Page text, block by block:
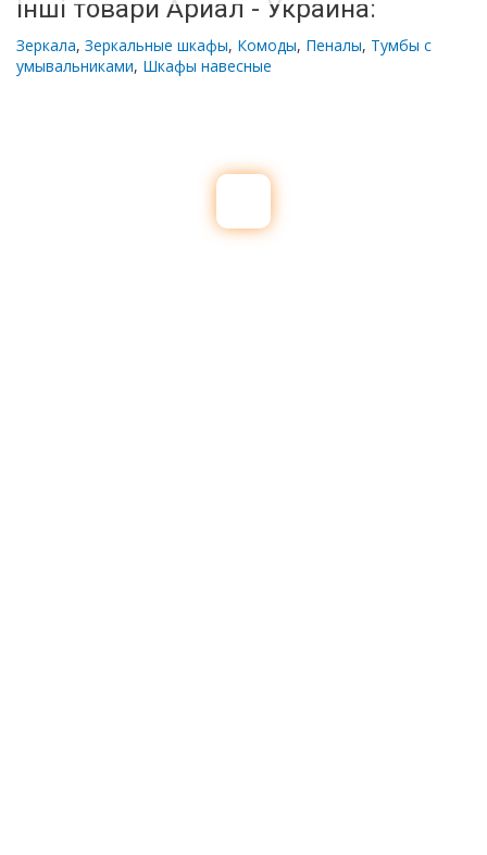
Інші товари Ариал - Украина:
Зеркала, Зеркальные шкафы, Комоды, Пеналы, Тумбы с
умывальниками, Шкафы навесные